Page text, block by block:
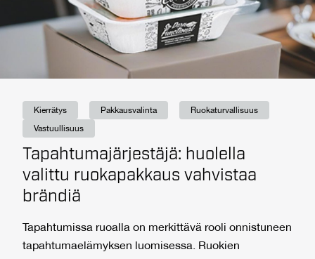
Kierrätys Pakkausvalinta Ruokaturvallisuus
Vastuullisuus
Tapahtumajärjestäjä: huolella
valittu ruokapakkaus vahvistaa
brändiä
Tapahtumissa ruoalla on merkittävä rooli onnistuneen
tapahtumaelämyksen luomisessa. Ruokien